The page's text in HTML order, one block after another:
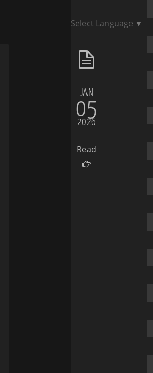
Select Language ▼
JAN
05
2026
Read